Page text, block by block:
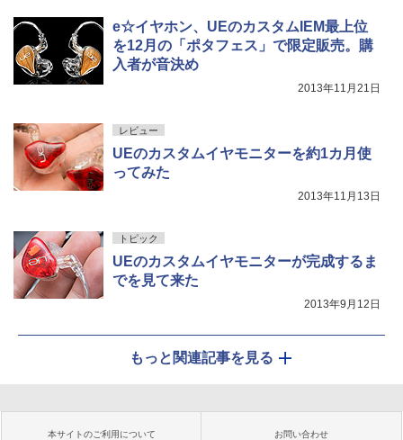
e☆イヤホン、UEのカスタムIEM最上位
を12月の「ポタフェス」で限定販売。購
入者が音決め
2013年11月21日
レビュー
UEのカスタムイヤモニターを約1カ月使
ってみた
2013年11月13日
トピック
UEのカスタムイヤモニターが完成するま
でを見て来た
2013年9月12日
もっと関連記事を見る
本サイトのご利用について お問い合わせ